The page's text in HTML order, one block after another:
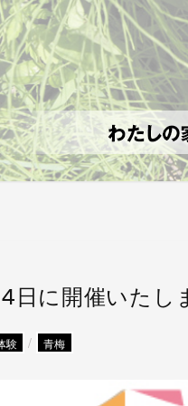
日に開催いたし
験 / 青梅